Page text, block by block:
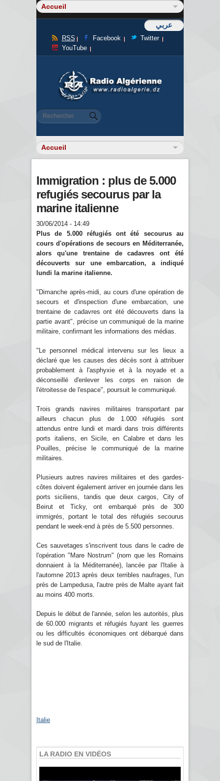
عربي
RSS Facebook
Twitter
YouTube
Formulaire de recherche
Rechercher
Immigration : plus de 5.000
refugiés secourus par la
marine italienne
30/06/2014 - 14:49
Plus de 5.000 réfugiés ont été secourus au
cours d'opérations de secours en Méditerranée,
alors qu'une trentaine de cadavres ont été
découverts sur une embarcation, a indiqué
lundi la marine italienne.
"Dimanche après-midi, au cours d'une opération de
secours et d'inspection d'une embarcation, une
trentaine de cadavres ont été découverts dans la
partie avant", précise un communiqué de la marine
militaire, confirmant les informations des médias.
"Le personnel médical intervenu sur les lieux a
déclaré que les causes des décès sont à attribuer
probablement à l'asphyxie et à la noyade et a
déconseillé d'enlever les corps en raison de
l'étroitesse de l'espace", poursuit le communiqué.
Trois grands navires militaires transportant par
ailleurs chacun plus de 1.000 réfugiés sont
attendus entre lundi et mardi dans trois différents
ports italiens, en Sicile, en Calabre et dans les
Pouilles, précise le communiqué de la marine
militaires.
Plusieurs autres navires militaires et des gardes-
côtes doivent également arriver en journée dans les
ports siciliens, tandis que deux cargos, City of
Beirut et Ticky, ont embarqué près de 300
immigrés, portant le total des réfugiés secourus
pendant le week-end à près de 5.500 personnes.
Ces sauvetages s'inscrivent tous dans le cadre de
l'opération "Mare Nostrum" (nom que les Romains
donnaient à la Méditerranée), lancée par l'Italie à
l'automne 2013 après deux terribles naufrages, l'un
près de Lampedusa, l'autre près de Malte ayant fait
au moins 400 morts.
Depuis le début de l'année, selon les autorités, plus
de 60.000 migrants et réfugiés fuyant les guerres
ou les difficultés économiques ont débarqué dans
le sud de l'Italie.
Italie
LA RADIO EN VIDÉOS